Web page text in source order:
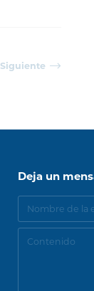
Siguiente
Deja un